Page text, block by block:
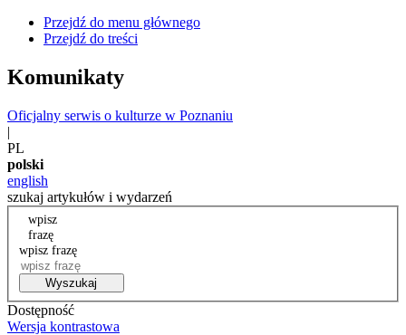
Przejdź do menu głównego
Przejdź do treści
Komunikaty
Oficjalny serwis o kulturze w Poznaniu
|
PL
polski
english
szukaj artykułów i wydarzeń
wpisz
frazę
wpisz frazę
Wyszukaj
Dostępność
Wersja kontrastowa